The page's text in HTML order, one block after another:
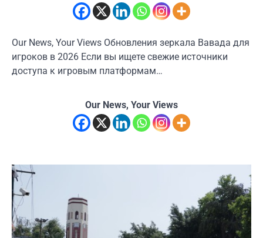
Our News, Your Views Обновления зеркала Вавада для
игроков в 2026 Если вы ищете свежие источники
доступа к игровым платформам…
Our News, Your Views